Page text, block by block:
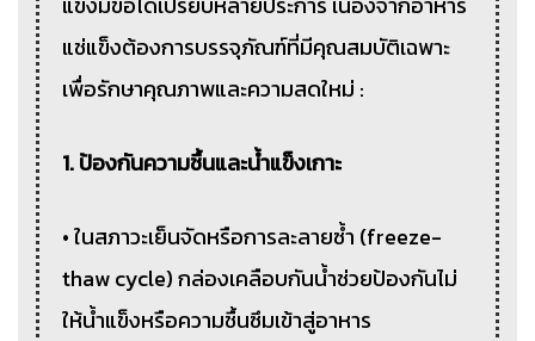
แช่แข็งต้องการบรรจุภัณฑ์ที่มีคุณสมบัติเฉพาะ
เพื่อรักษาคุณภาพและความสดใหม่ :
1. ป้องกันความชื้นและน้ำแข็งเกาะ
• ในสภาวะเย็นจัดหรือการละลายซ้ำ (freeze-
thaw cycle) กล่องเคลือบกันน้ำช่วยป้องกันไม่
ให้น้ำแข็งหรือความชื้นซึมเข้าสู่อาหาร